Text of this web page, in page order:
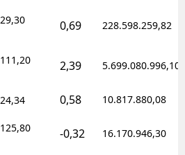
29,30 0,69 228.598.259,82
111,20 2,39 5.699.080.996,10
24,34 0,58 10.817.880,08
125,80 -0,32 16.170.946,30